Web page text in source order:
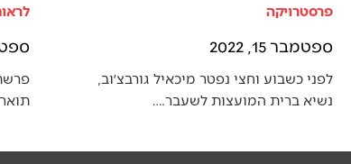
פרסטרויקה
ספטמבר 15, 2022
לפני כשבוע וחצי נפטר מיכאיל גורבצ׳וב,
נשיא ברית המועצות לשעבר.…